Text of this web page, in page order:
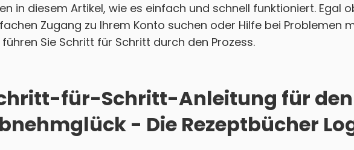
in diesem Artikel, wie es einfach und schnell funktioniert. Egal
Zugang zu Ihrem Konto suchen oder Hilfe bei Problemen
Sie Schritt für Schritt durch den Prozess.
für-Schritt-Anleitung für den
- Die Rezeptbücher